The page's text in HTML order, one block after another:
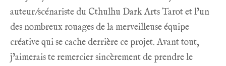
auteur/scénariste du Cthulhu Dark Arts Tarot et l’un
des nombreux rouages de la merveilleuse équipe
créative qui se cache derrière ce projet. Avant tout,
j’aimerais te remercier sincèrement de prendre le